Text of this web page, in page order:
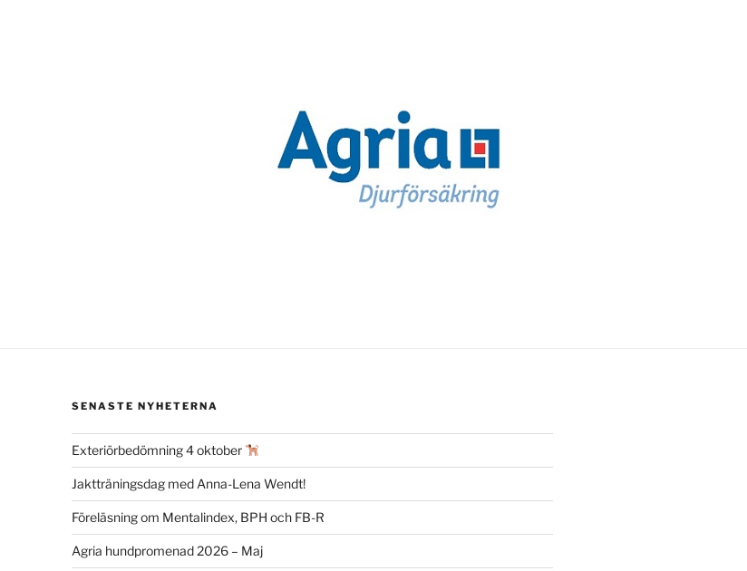
SENASTE NYHETERNA
Exteriörbedömning 4 oktober
Jaktträningsdag med Anna-Lena Wendt!
Föreläsning om Mentalindex, BPH och FB-R
Agria hundpromenad 2026 – Maj